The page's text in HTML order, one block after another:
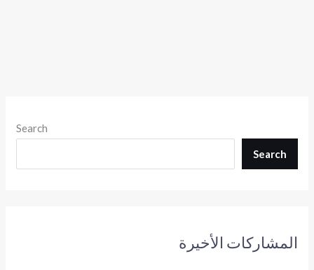
Search
Search
المشاركات الأخيرة